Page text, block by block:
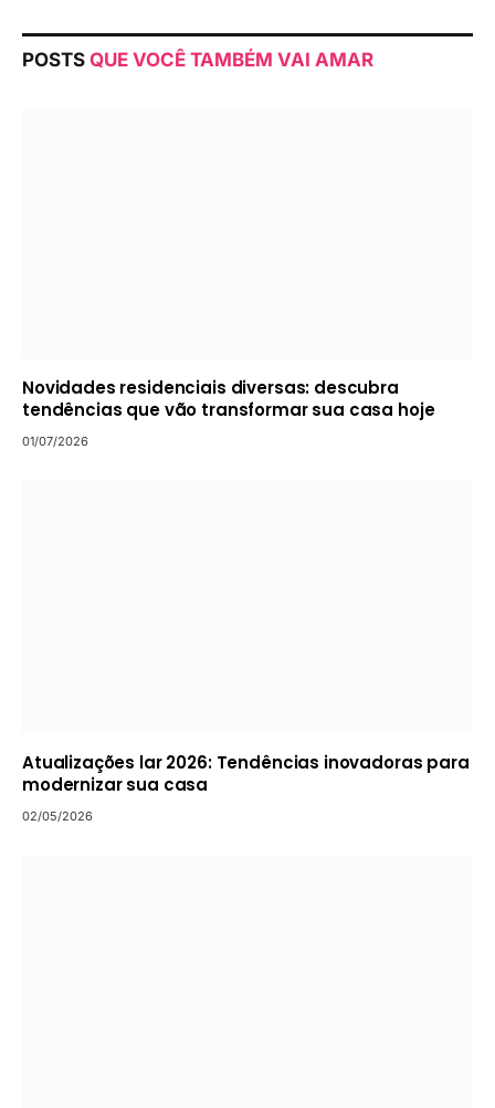
POSTS QUE VOCÊ TAMBÉM VAI AMAR
Novidades residenciais diversas: descubra
tendências que vão transformar sua casa hoje
01/07/2026
Atualizações lar 2026: Tendências inovadoras para
modernizar sua casa
02/05/2026